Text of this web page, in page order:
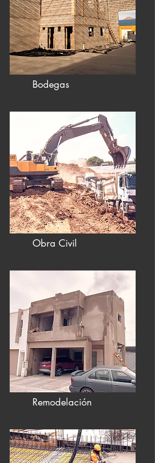
Bodegas
Obra Civil
Remodelación